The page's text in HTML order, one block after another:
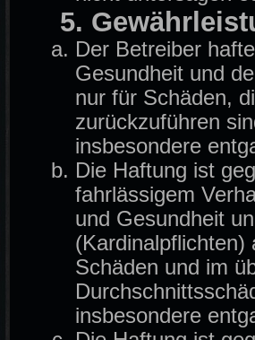
5.
Der Betreiber
Gesundheit und
nur für Schäden,
zurückzuführen
insbesondere
Die Haftung ist
fahrlässigem
und Gesundheit
(Kardinalpflichten)
Schäden und im
insbesondere